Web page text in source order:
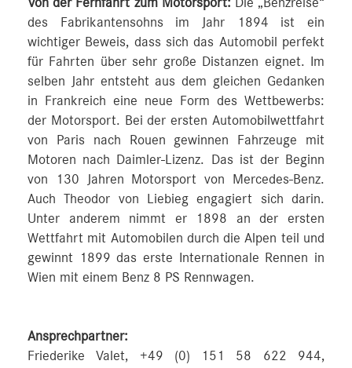
Von der Fernfahrt zum Motorsport: Die „Benzreise“
des Fabrikantensohns im Jahr 1894 ist ein
wichtiger Beweis, dass sich das Automobil perfekt
für Fahrten über sehr große Distanzen eignet. Im
selben Jahr entsteht aus dem gleichen Gedanken
in Frankreich eine neue Form des Wettbewerbs:
der Motorsport. Bei der ersten Automobilwettfahrt
von Paris nach Rouen gewinnen Fahrzeuge mit
Motoren nach Daimler-Lizenz. Das ist der Beginn
von 130 Jahren Motorsport von Mercedes-Benz.
Auch Theodor von Liebieg engagiert sich darin.
Unter anderem nimmt er 1898 an der ersten
Wettfahrt mit Automobilen durch die Alpen teil und
gewinnt 1899 das erste Internationale Rennen in
Wien mit einem Benz 8 PS Rennwagen.
Ansprechpartner:
Friederike Valet, +49 (0) 151 58 622 944,